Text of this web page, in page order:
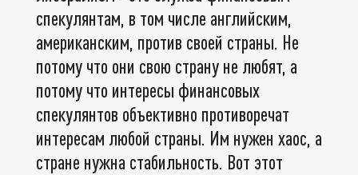
спекулянтам, в том числе английским,
американским, против своей страны. Не
потому что они свою страну не любят, а
потому что интересы финансовых
спекулянтов объективно противоречат
интересам любой страны. Им нужен хаос, а
стране нужна стабильность. Вот этот